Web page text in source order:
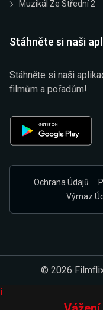
Muzikál Ze Střední 2
Stáhněte si naši
Stáhněte si naši
filmům a pořadům!
Ochrana Údajů
Výmaz
© 2026
i